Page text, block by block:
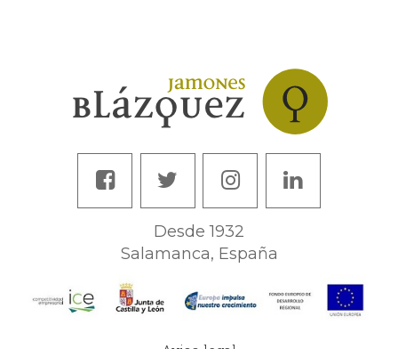
Desde 1932
Salamanca, España